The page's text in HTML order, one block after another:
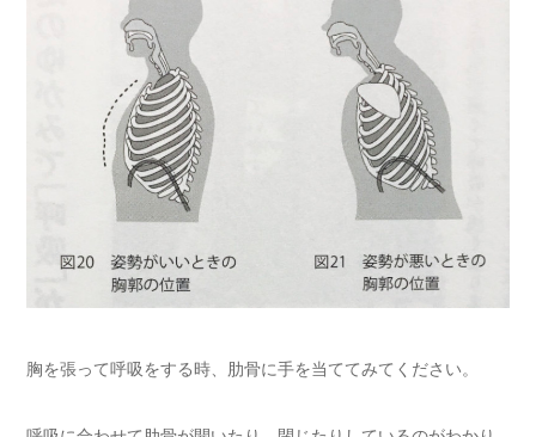
胸を張って呼吸をする時、肋骨に手を当ててみてください。